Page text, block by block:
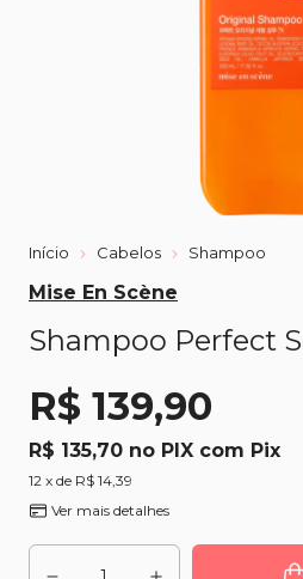
Início Cabelos Shampoo
Mise En Scène
Shampoo Perfect
R$ 139,90
R$ 135,70 com Pix
12 x de R$ 14,39
Ver mais detalhes